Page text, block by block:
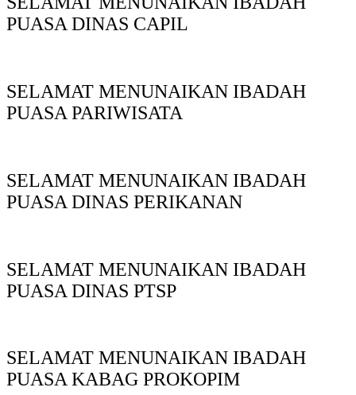
PUASA DINAS CAPIL
SELAMAT MENUNAIKAN IBADAH
PUASA PARIWISATA
SELAMAT MENUNAIKAN IBADAH
PUASA DINAS PERIKANAN
SELAMAT MENUNAIKAN IBADAH
PUASA DINAS PTSP
SELAMAT MENUNAIKAN IBADAH
PUASA KABAG PROKOPIM